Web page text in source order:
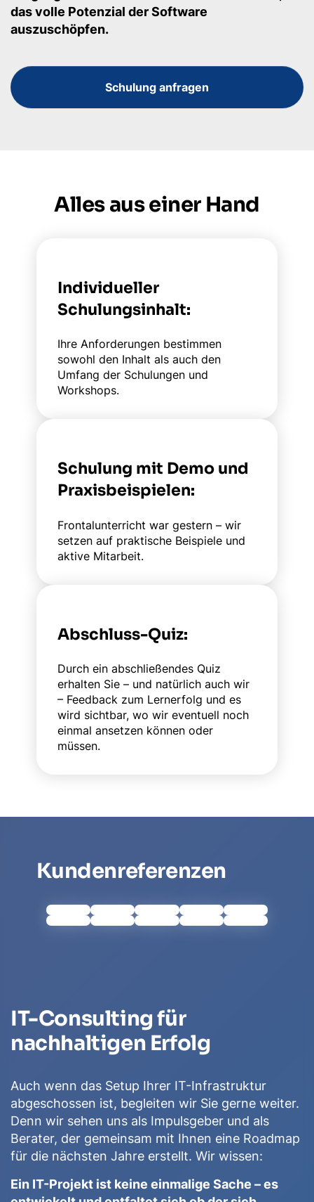
das volle Potenzial der Software
auszuschöpfen.
Schulung anfragen
Alles aus einer Hand
Individueller
Schulungsinhalt:
Ihre Anforderungen bestimmen
sowohl den Inhalt als auch den
Umfang der Schulungen und
Workshops.
Schulung mit Demo und
Praxisbeispielen:
Frontalunterricht war gestern – wir
setzen auf praktische Beispiele und
aktive Mitarbeit.
Abschluss-Quiz:
Durch ein abschließendes Quiz
erhalten Sie – und natürlich auch wir
– Feedback zum Lernerfolg und es
wird sichtbar, wo wir eventuell noch
einmal ansetzen können oder
müssen.
Kundenreferenzen
IT-Consulting für
nachhaltigen Erfolg
Auch wenn das Setup Ihrer IT-Infrastruktur
abgeschossen ist, begleiten wir Sie gerne weiter.
Denn wir sehen uns als Impulsgeber und als
Berater, der gemeinsam mit Ihnen eine Roadmap
für die nächsten Jahre erstellt. Wir wissen:
Ein IT-Projekt ist keine einmalige Sache – es